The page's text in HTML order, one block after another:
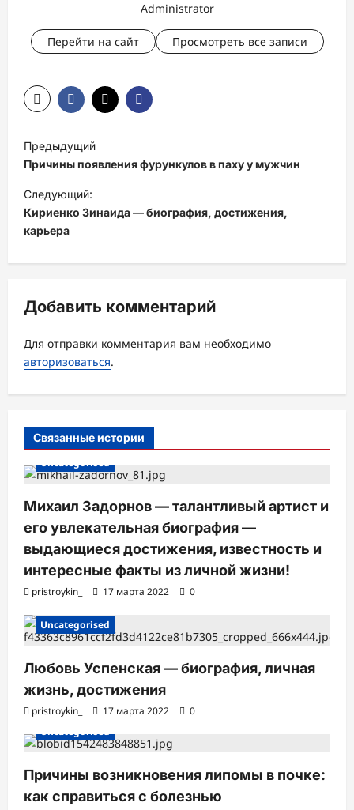
Administrator
Перейти на сайт Просмотреть все записи
Н
а
в
и
г
а
и
з
и
с
и
Предыдущий
Причины появления фурункулов в паху у мужчин
Следующий:
Кириенко Зинаида — биография, достижения,
карьера
Добавить комментарий
Для отправки комментария вам необходимо
авторизоваться.
Связанные истории
Uncategorised
Михаил Задорнов — талантливый артист и
его увлекательная биография —
выдающиеся достижения, известность и
интересные факты из личной жизни!
pristroykin_ 17 марта 2022 0
Uncategorised
Любовь Успенская — биография, личная
жизнь, достижения
pristroykin_ 17 марта 2022
0
Uncategorised
Причины возникновения липомы в почке:
как справиться с болезнью